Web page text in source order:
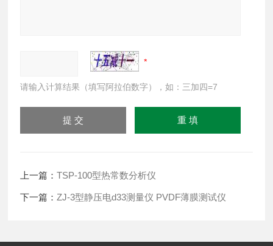
请输入计算结果（填写阿拉伯数字），如：三加四=7
上一篇：TSP-100型热常数分析仪
下一篇：ZJ-3型静压电d33测量仪 PVDF薄膜测试仪